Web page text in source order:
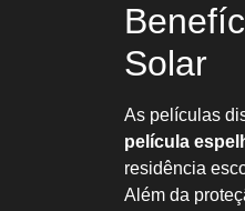
Solar
As películas
película
residência
Além da